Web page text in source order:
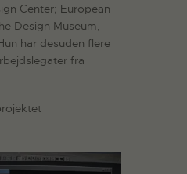
Center; European
Design Museum,
har desuden flere
fra